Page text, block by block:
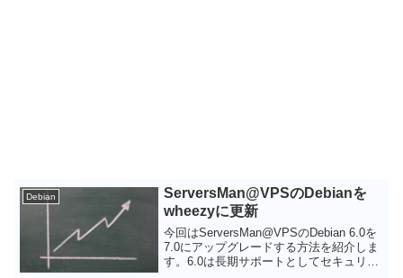
Debian
ServersMan@VPSのDebianを
wheezyに更新
今回はServersMan@VPSのDebian 6.0を
7.0にアップグレードする方法を紹介しま
す。6.0は長期サポートとしてセキュリテ